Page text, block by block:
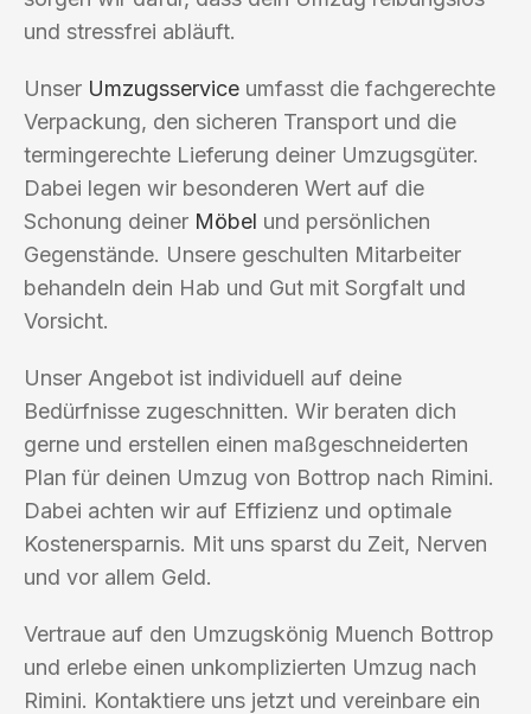
und stressfrei abläuft.
Unser Umzugsservice umfasst die fachgerechte
Verpackung, den sicheren Transport und die
termingerechte Lieferung deiner Umzugsgüter.
Dabei legen wir besonderen Wert auf die
Schonung deiner Möbel und persönlichen
Gegenstände. Unsere geschulten Mitarbeiter
behandeln dein Hab und Gut mit Sorgfalt und
Vorsicht.
Unser Angebot ist individuell auf deine
Bedürfnisse zugeschnitten. Wir beraten dich
gerne und erstellen einen maßgeschneiderten
Plan für deinen Umzug von Bottrop nach Rimini.
Dabei achten wir auf Effizienz und optimale
Kostenersparnis. Mit uns sparst du Zeit, Nerven
und vor allem Geld.
Vertraue auf den Umzugskönig Muench Bottrop
und erlebe einen unkomplizierten Umzug nach
Rimini. Kontaktiere uns jetzt und vereinbare ein